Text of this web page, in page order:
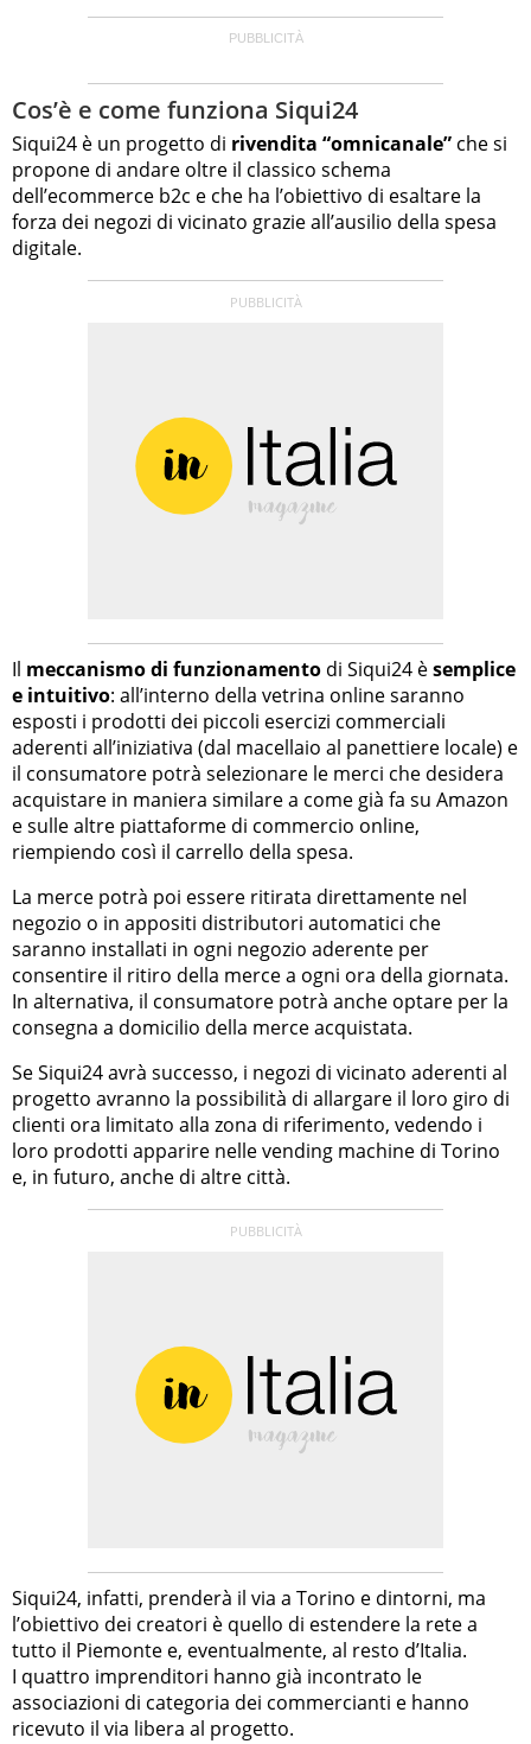
Cos’è e come funziona Siqui24
Siqui24 è un progetto di rivendita “omnicanale” che si
propone di andare oltre il classico schema
dell’ecommerce b2c e che ha l’obiettivo di esaltare la
forza dei negozi di vicinato grazie all’ausilio della spesa
digitale.
Il meccanismo di funzionamento di Siqui24 èsemplice
e intuitivo: all’interno della vetrina online saranno
esposti i prodotti dei piccoli esercizi commerciali
aderenti all’iniziativa (dal macellaio al panettiere locale) e
il consumatore potrà selezionare le merci che desidera
acquistare in maniera similare a come già fa su Amazon
e sulle altre piattaforme di commercio online,
riempiendo così il carrello della spesa.
La merce potrà poi essere ritirata direttamente nel
negozio o in appositi distributori automatici che
saranno installati in ogni negozio aderente per
consentire il ritiro della merce a ogni ora della giornata.
In alternativa, il consumatore potrà anche optare per la
consegna a domicilio della merce acquistata.
Se Siqui24 avrà successo, i negozi di vicinato aderenti al
progetto avranno la possibilità di allargare il loro giro di
clienti ora limitato alla zona di riferimento, vedendo i
loro prodotti apparire nelle vending machine di Torino
e, in futuro, anche di altre città.
Siqui24, infatti, prenderà il via a Torino e dintorni, ma
l’obiettivo dei creatori è quello di estendere la rete a
tutto il Piemonte e, eventualmente, al resto d’Italia.
I quattro imprenditori hanno già incontrato le
associazioni di categoria dei commercianti e hanno
ricevuto il via libera al progetto.